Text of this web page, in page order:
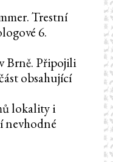
Trestní
6.
Brně. Připojili
obsahující
lokality i
nevhodné